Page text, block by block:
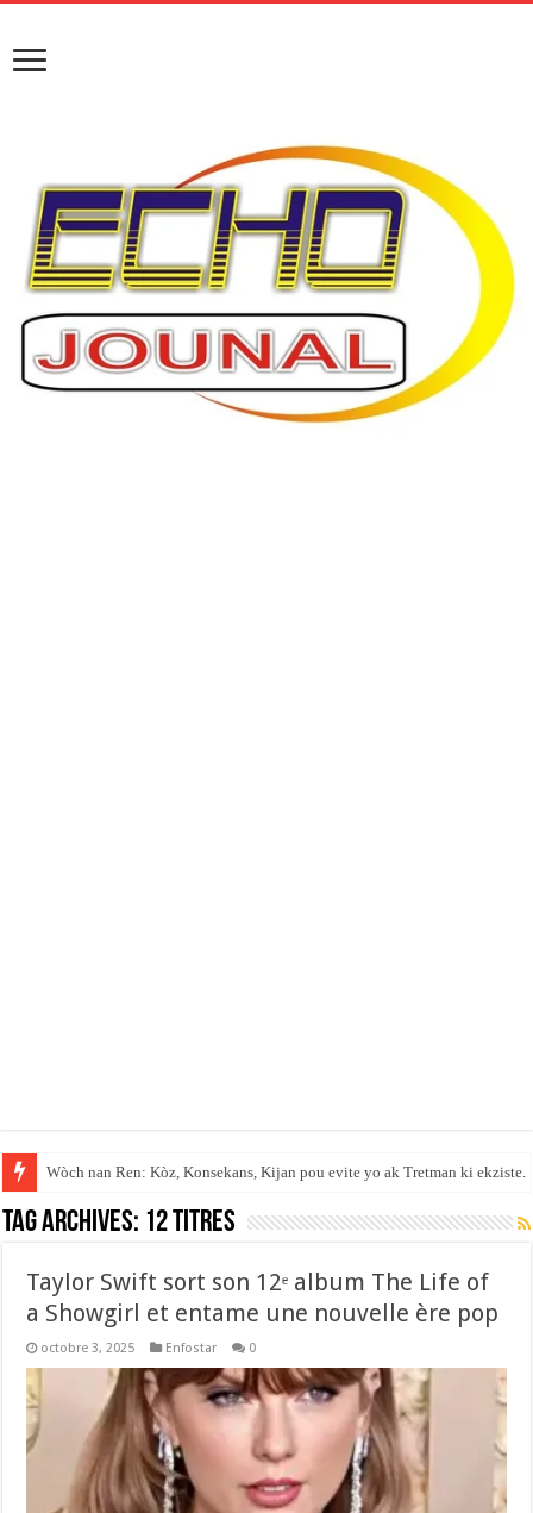
Wòch nan Ren: Kòz, Konsekans, Kijan pou evite yo ak Tretman ki ekziste.
Tag Archives: 12 titres
Taylor Swift sort son 12ᵉ album The Life of
a Showgirl et entame une nouvelle ère pop
octobre 3, 2025 Enfostar 0